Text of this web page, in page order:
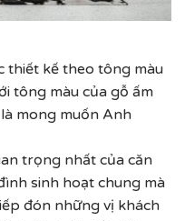
thiết kế theo tông màu
tông màu của gỗ ấm
mong muốn Anh
trọng nhất của căn
sinh hoạt chung mà
đón những vị khách